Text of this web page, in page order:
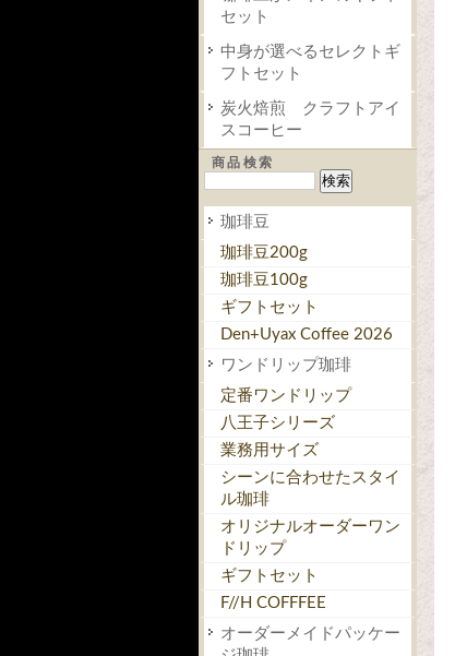
セット
中身が選べるセレクトギ
フトセット
炭火焙煎 クラフトアイ
スコーヒー
商品検索
珈琲豆
珈琲豆200g
珈琲豆100g
ギフトセット
Den+Uyax Coffee 2026
ワンドリップ珈琲
定番ワンドリップ
八王子シリーズ
業務用サイズ
シーンに合わせたスタイ
ル珈琲
オリジナルオーダーワン
ドリップ
ギフトセット
F//H COFFFEE
オーダーメイドパッケー